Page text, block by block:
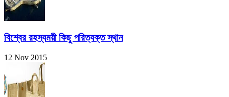
বিশ্বের রহস্যময়ী কিছু পরিত্যক্ত স্থান
12 Nov 2015